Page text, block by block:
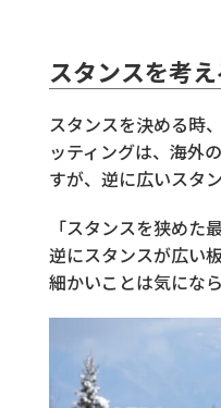
スタンスを考
スタンスを決める時
ッティングは、海外
すが、逆に広いスタ
「スタンスを狭め
逆にスタンスが広い
細かいことは気にな